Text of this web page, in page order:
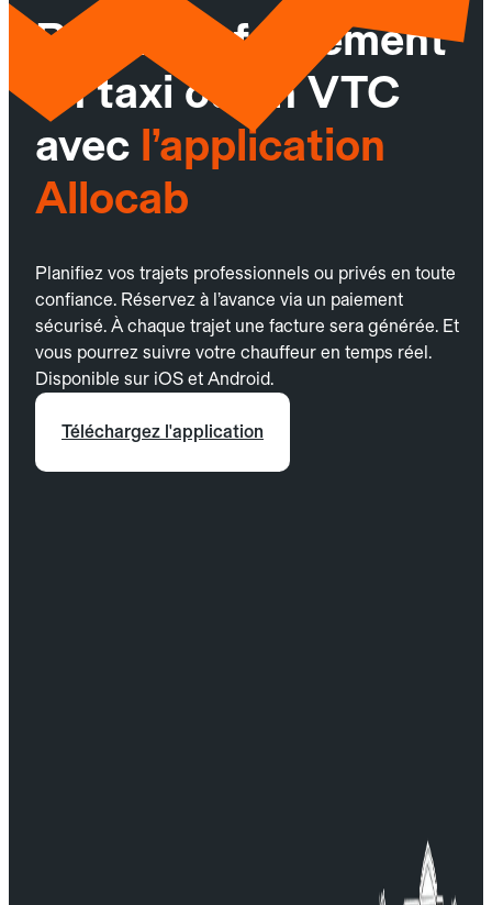
Réservez facilement
un taxi ou un VTC
avec l’application
Allocab
Planifiez vos trajets professionnels ou privés en toute
confiance. Réservez à l’avance via un paiement
sécurisé. À chaque trajet une facture sera générée. Et
vous pourrez suivre votre chauffeur en temps réel.
Disponible sur iOS et Android.
Téléchargez l'application